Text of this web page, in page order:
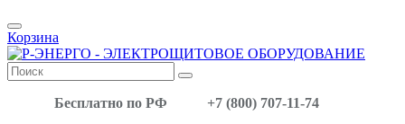
Корзина
Бесплатно по РФ
+7 (800) 707-11-74